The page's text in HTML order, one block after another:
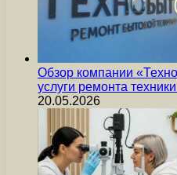
Обзор компании
услуги ремонта
20.05.2026